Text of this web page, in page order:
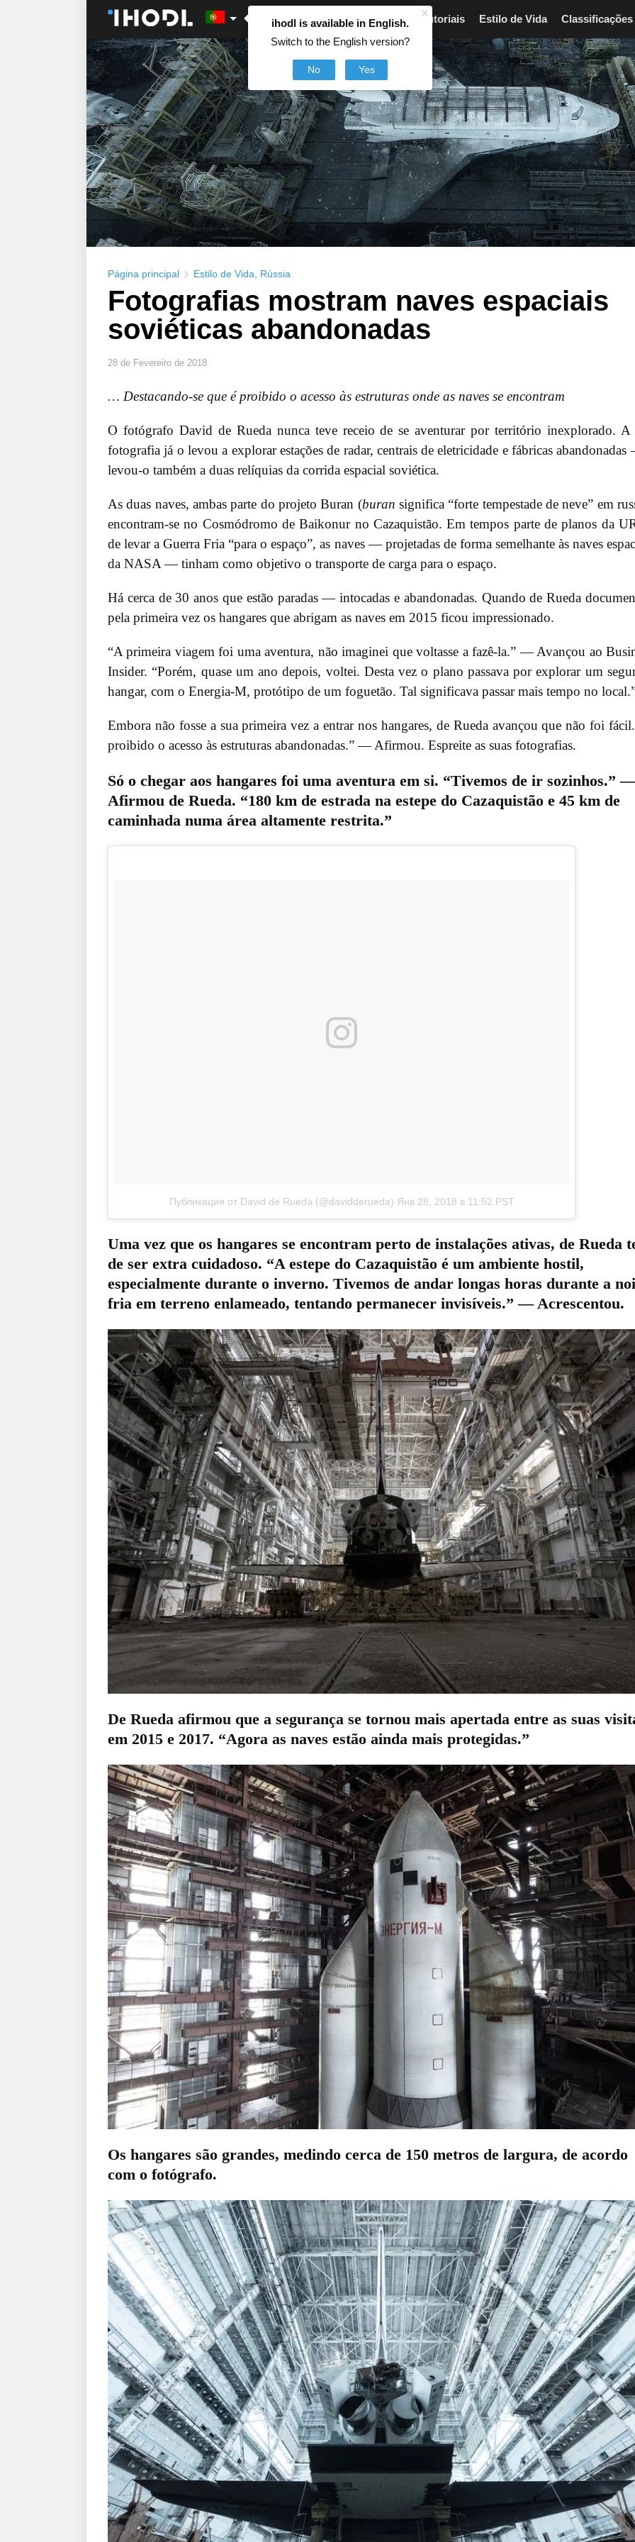
×
ihodl is available in English.
Switch to the English version?
No Yes
Artigos Breves Tutoriais Estilo de Vida Classificações
Página principal Estilo de Vida Rússia
Fotografias mostram naves espaciais
soviéticas abandonadas
28 de Fevereiro de 2018
… Destacando-se que é proibido o acesso às estruturas onde as naves se encontram
O fotógrafo David de Rueda nunca teve receio de se aventurar por território inexplorado. A
fotografia já o levou a explorar estações de radar, centrais de eletricidade e fábricas
levou-o também a duas relíquias da corrida espacial soviética.
As duas naves, ambas parte do projeto Buran (buran significa “forte tempestade de neve” em
encontram-se no Cosmódromo de Baikonur no Cazaquistão. Em tempos parte de planos da
de levar a Guerra Fria “para o espaço”, as naves — projetadas de forma semelhante às naves
da NASA — tinham como objetivo o transporte de carga para o espaço.
Há cerca de 30 anos que estão paradas — intocadas e abandonadas. Quando de Rueda
pela primeira vez os hangares que abrigam as naves em 2015 ficou impressionado.
“A primeira viagem foi uma aventura, não imaginei que voltasse a fazê-la.” — Avançou ao
Insider. “Porém, quase um ano depois, voltei. Desta vez o plano passava por explorar um
hangar, com o Energia-M, protótipo de um foguetão. Tal significava passar mais tempo no
Embora não fosse a sua primeira vez a entrar nos hangares, de Rueda avançou que não foi
proibido o acesso às estruturas abandonadas.” — Afirmou. Espreite as suas fotografias.
Só o chegar aos hangares foi uma aventura em si. “Tivemos de ir sozinhos.” —
Afirmou de Rueda. “180 km de estrada na estepe do Cazaquistão e 45 km de
caminhada numa área altamente restrita.”
Публикация от David de Rueda (@davidderueda) Янв 28, 2018 в 11:52 PST
Uma vez que os hangares se encontram perto de instalações ativas, de Rueda
de ser extra cuidadoso. “A estepe do Cazaquistão é um ambiente hostil,
especialmente durante o inverno. Tivemos de andar longas horas durante a
fria em terreno enlameado, tentando permanecer invisíveis.” — Acrescentou.
De Rueda afirmou que a segurança se tornou mais apertada entre as suas
em 2015 e 2017. “Agora as naves estão ainda mais protegidas.”
Os hangares são grandes, medindo cerca de 150 metros de largura, de acordo
com o fotógrafo.